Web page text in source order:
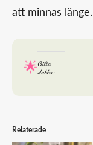
att minnas länge.
Gilla
detta:
Relaterade